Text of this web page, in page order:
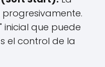
inicial que puede
el control de la